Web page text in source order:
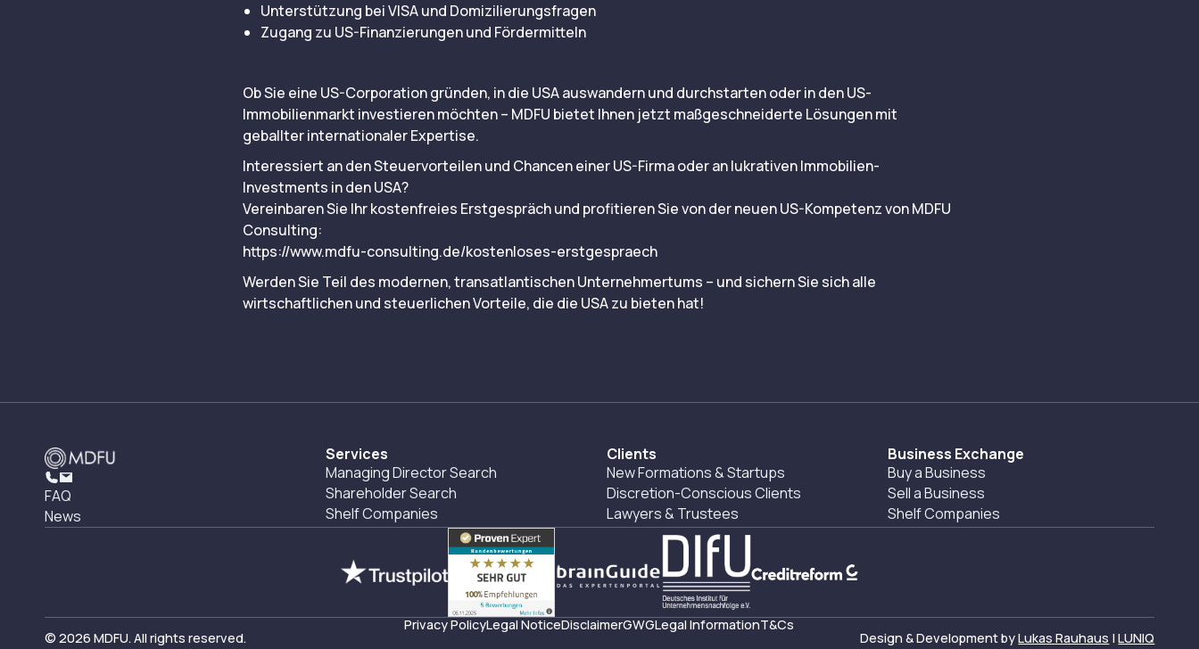
Unterstützung bei VISA und Domizilierungsfragen
Zugang zu US-Finanzierungen und Fördermitteln
Ob Sie eine US-Corporation gründen, in die USA auswandern und durchstarten oder in den US-
Immobilienmarkt investieren möchten – MDFU bietet Ihnen jetzt maßgeschneiderte Lösungen mit
geballter internationaler Expertise.
Interessiert an den Steuervorteilen und Chancen einer US-Firma oder an lukrativen Immobilien-
Investments in den USA?
Vereinbaren Sie Ihr kostenfreies Erstgespräch und profitieren Sie von der neuen US-Kompetenz von MDFU
Consulting:
https://www.mdfu-consulting.de/kostenloses-erstgespraech
Werden Sie Teil des modernen, transatlantischen Unternehmertums – und sichern Sie sich alle
wirtschaftlichen und steuerlichen Vorteile, die die USA zu bieten hat!
FAQ
News
Services
Managing Director Search
Shareholder Search
Shelf Companies
Clients
New Formations & Startups
Discretion-Conscious Clients
Lawyers & Trustees
Business Exchange
Buy a Business
Sell a Business
Shelf Companies
Privacy PolicyLegal NoticeDisclaimerGWGLegal InformationT&Cs
© 2026 MDFU. All rights reserved. Design & Development byLukas Rauhaus |LUNIQ